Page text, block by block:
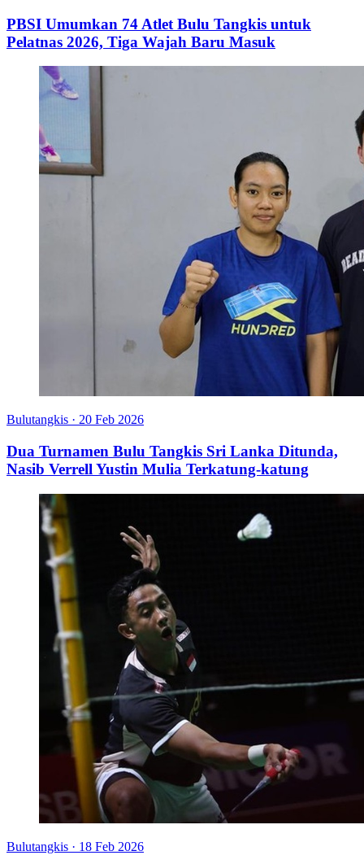
PBSI Umumkan 74 Atlet Bulu Tangkis untuk
Pelatnas 2026, Tiga Wajah Baru Masuk
Bulutangkis · 20 Feb 2026
Dua Turnamen Bulu Tangkis Sri Lanka Ditunda,
Nasib Verrell Yustin Mulia Terkatung-katung
Bulutangkis · 18 Feb 2026